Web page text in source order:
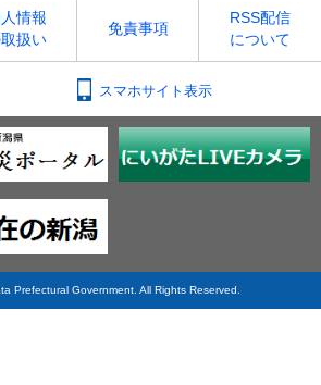
情報
扱い
免責事項
RSS配信
について
スマホサイト表示
Prefectural Government. All Rights Reserved.